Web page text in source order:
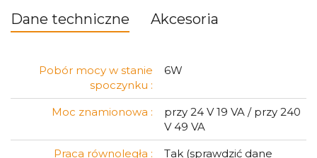
Dane techniczne Akcesoria
Pobór mocy w stanie
spoczynku :
6W
Moc znamionowa :
przy 24 V 19 VA / przy 240
V 49 VA
Praca równoległa :
Tak (sprawdzić dane